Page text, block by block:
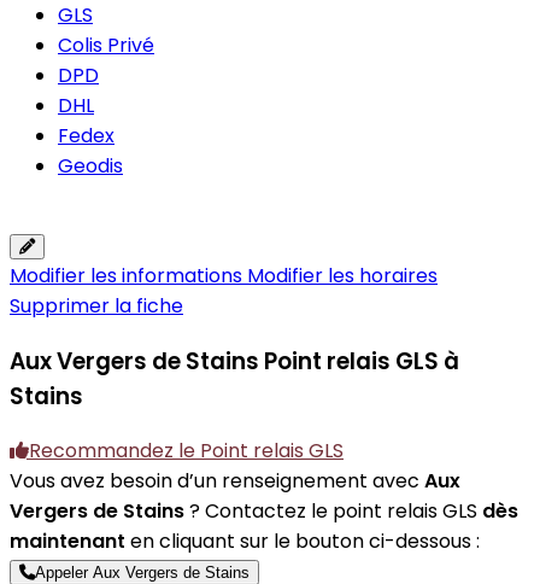
GLS
Colis Privé
DPD
DHL
Fedex
Geodis
Modifier les informations Modifier les horaires
Supprimer la fiche
Aux Vergers de Stains Point relais GLS à
Stains
Recommandez le Point relais GLS
Vous avez besoin d’un renseignement avec Aux
Vergers de Stains? Contactez le point relais GLS dès
maintenant en cliquant sur le bouton ci-dessous :
Appeler Aux Vergers de Stains